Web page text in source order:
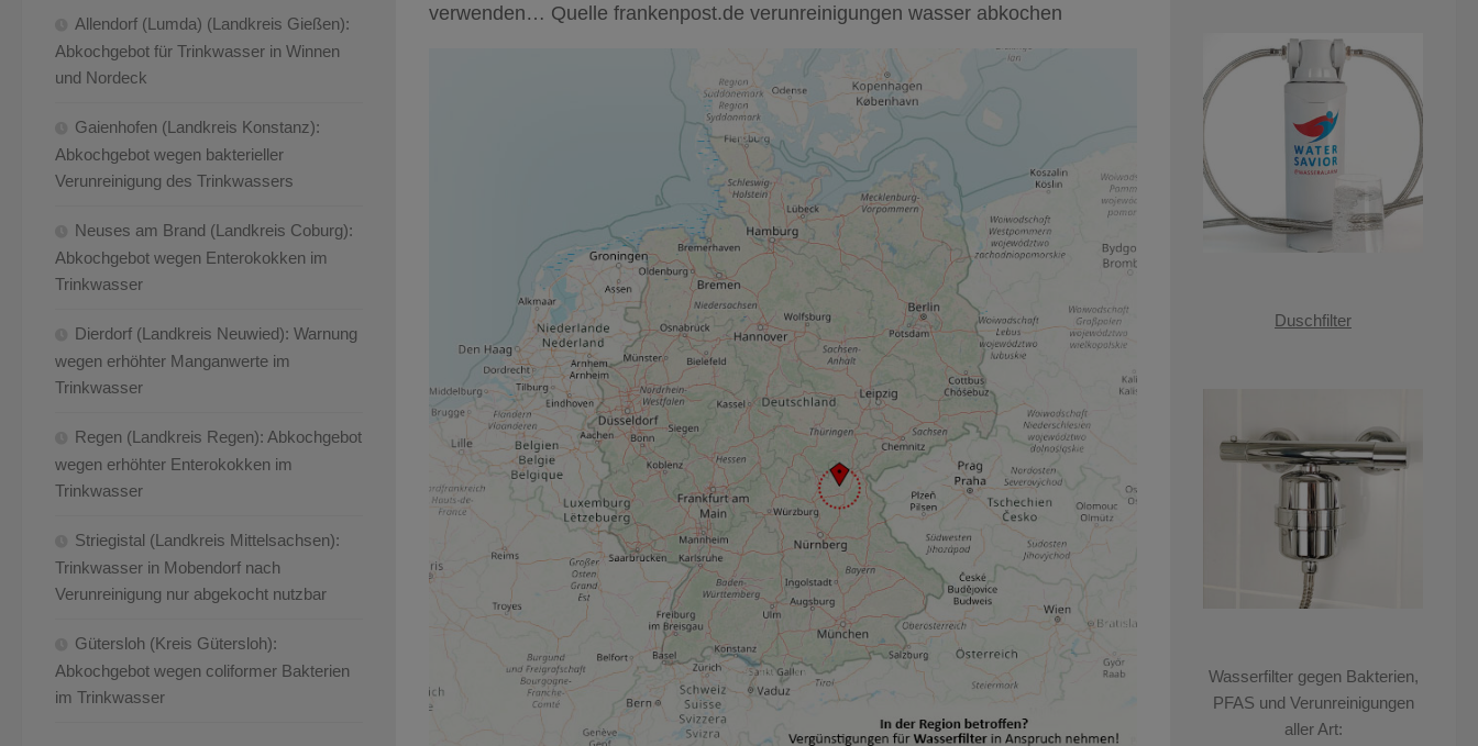
verwenden… Quelle frankenpost.de verunreinigungen wasser abkochen
Allendorf (Lumda) (Landkreis Gießen):
Abkochgebot für Trinkwasser in Winnen
und Nordeck
Gaienhofen (Landkreis Konstanz):
Abkochgebot wegen bakterieller
Verunreinigung des Trinkwassers
Neuses am Brand (Landkreis Coburg):
Abkochgebot wegen Enterokokken im
Trinkwasser
Dierdorf (Landkreis Neuwied): Warnung
wegen erhöhter Manganwerte im
Trinkwasser
Regen (Landkreis Regen): Abkochgebot
wegen erhöhter Enterokokken im
Trinkwasser
Striegistal (Landkreis Mittelsachsen):
Trinkwasser in Mobendorf nach
Verunreinigung nur abgekocht nutzbar
Gütersloh (Kreis Gütersloh):
Abkochgebot wegen coliformer Bakterien
im Trinkwasser
Duschfilter
Wasserfilter gegen Bakterien,
PFAS und Verunreinigungen
aller Art: